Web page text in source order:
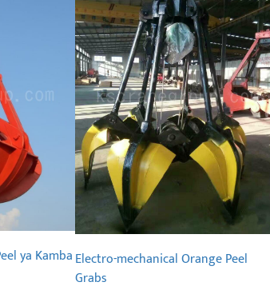
ya KambaElectro-mechanical Orange Peel
Grabs